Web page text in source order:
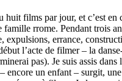
films par jour, et c’est en
rrome. Pendant trois
expulsions, errance,
l’acte de filmer – la
pas). Je suis assis
un enfant – surgit,